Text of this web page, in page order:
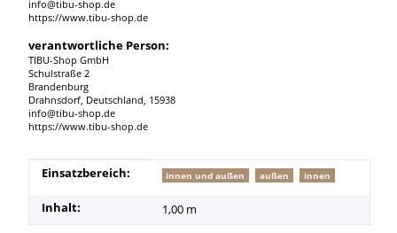
info@tibu-shop.de
https://www.tibu-shop.de
verantwortliche Person:
TIBU-Shop GmbH
Schulstraße 2
Brandenburg
Drahnsdorf, Deutschland, 15938
info@tibu-shop.de
https://www.tibu-shop.de
Produkteigenschaft
Wert
Einsatzbereich: innen und außen außen innen
Inhalt: 1,00 m